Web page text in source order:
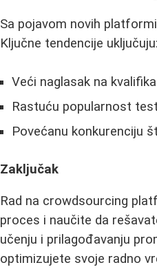
Sa pojavom novih
Ključne tendencije uključuju:
Veći naglasak na
Rastuću popularnost
Povećanu konkurenciju
Zaključak
Rad na crowdsourcing
proces i naučite da
učenju i prilagođavanju
optimizujete svoje radno